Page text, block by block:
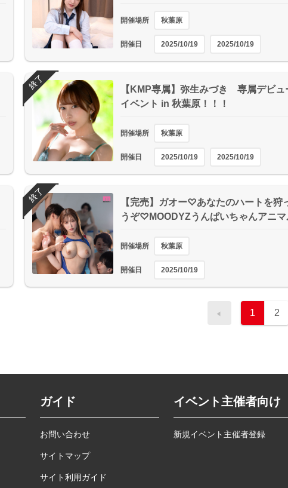
開催場所 秋葉原
開催日 2025/10/19 2025/10/19
【KMP専属】弥生みづき 専属デビュ
イベント in 秋葉原！！！
開催場所 秋葉原
開催日 2025/10/19 2025/10/19
終了
【完売】ガオー♡あなたのハートを狩
うぞ♡MOODYZうんぱいちゃんアニ
開催場所 秋葉原
開催日 2025/10/19
終了
1 2
ガイド
お問い合わせ
サイトマップ
サイト利用ガイド
イベント主催者向け
新規イベント主催者登録